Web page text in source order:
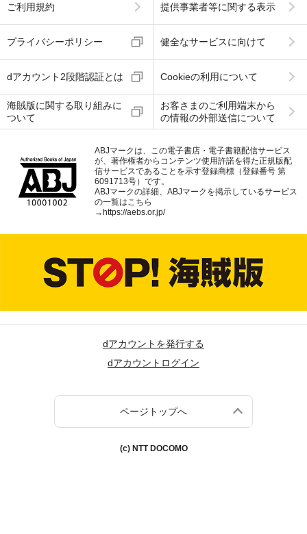
ご利用規約 提供事業者等に関する表示
プライバシーポリシー 健全なサービスに向けて
dアカウント2段階認証とは Cookieの利用について
海賊版に関する取り組みに
ついて
お客さまのご利用端末から
の情報の外部送信について
ABJマークは、この電子書店・電子書籍配信サービス
が、著作権者からコンテンツ使用許諾を得た正規版配
信サービスであることを示す登録商標（登録番号 第
6091713号）です。
ABJマークの詳細、ABJマークを掲示しているサービス
の一覧はこちら
→https://aebs.or.jp/
dアカウントを発行する
dアカウントログイン
ページトップへ
(c) NTT DOCOMO